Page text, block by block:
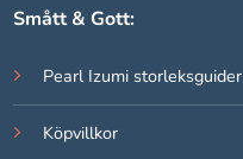
Smått & Gott:
Pearl Izumi storleksguider
Köpvillkor
Upplevelse
prestera så
bra som
möjligt under